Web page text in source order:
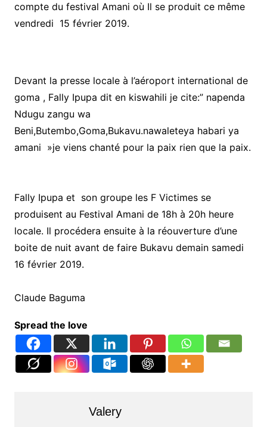
compte du festival Amani où Il se produit ce même
vendredi 15 février 2019.
Devant la presse locale à l’aéroport international de
goma , Fally Ipupa dit en kiswahili je cite:” napenda
Ndugu zangu wa
Beni,Butembo,Goma,Bukavu.nawaleteya habari ya
amani »je viens chanté pour la paix rien que la paix.
Fally Ipupa et son groupe les F Victimes se
produisent au Festival Amani de 18h à 20h heure
locale. Il procédera ensuite à la réouverture d’une
boite de nuit avant de faire Bukavu demain samedi
16 février 2019.
Claude Baguma
Spread the love
Valery